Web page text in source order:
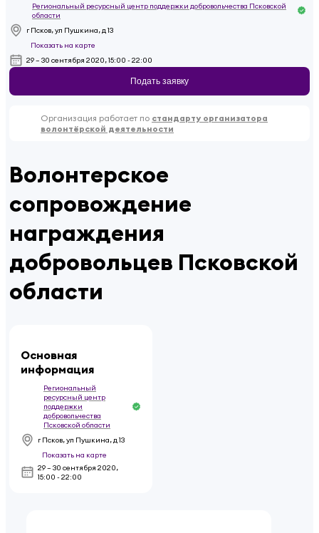
Региональный ресурсный центр поддержки добровольчества Псковской
области
г Псков, ул Пушкина, д 13
Показать на карте
29 – 30 сентября 2020, 15:00 - 22:00
Подать заявку
Организация работает по стандарту организатора
волонтёрской деятельности
Волонтерское
сопровождение
награждения
добровольцев Псковской
области
Основная
информация
Региональный
ресурсный центр
поддержки
добровольчества
Псковской области
г Псков, ул Пушкина, д 13
Показать на карте
29 – 30 сентября 2020,
15:00 - 22:00